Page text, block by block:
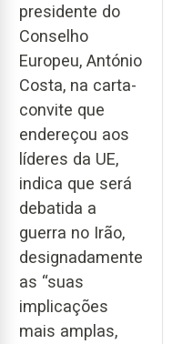
presidente do
Conselho
Europeu, António
Costa, na carta-
convite que
endereçou aos
líderes da UE,
indica que será
debatida a
guerra no Irão,
designadamente
as “suas
implicações
mais amplas,